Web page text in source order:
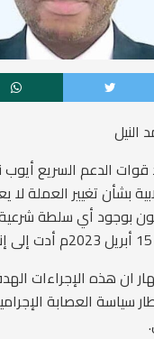
النيل
الدعم السريع أيوب
بشأن تغيير العملة
ان هذه الإجراءات
سياسة العصابة